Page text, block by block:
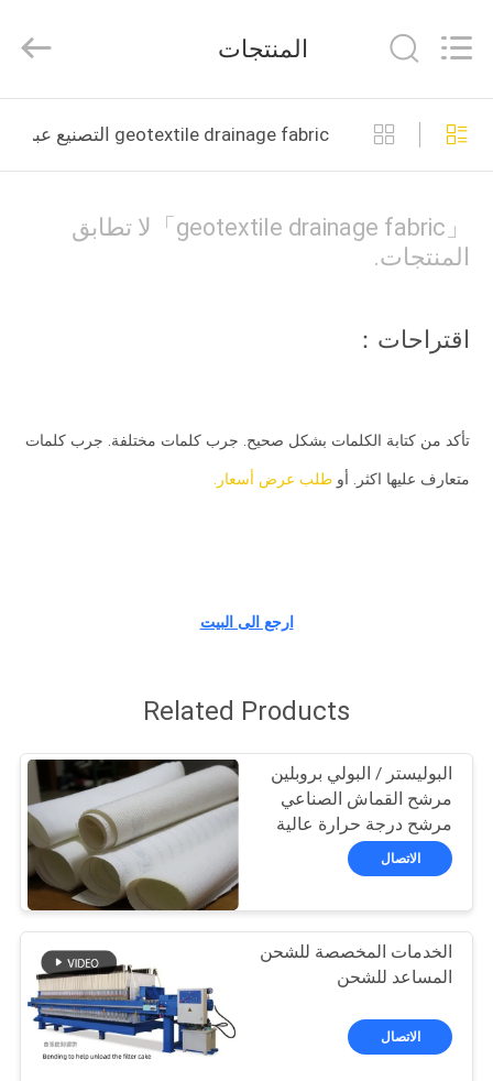
الصفحة
الرئيسية
منتجات
عنا
في
المعمل
اطلب
اقتباس
خريطة
الموقع
PRIVACY
POLICY
Technology
Rights
المنتجات
geotextile drainage fabric التصنيع عبر الإنترنت
「geotextile drainage fabric」لا تطابق
المنتجات.
اقتراحات：
تأكد من كتابة الكلمات بشكل صحيح. جرب كلمات مختلفة. جرب كلمات
متعارف عليها اكثر. أو طلب عرض أسعار.
ارجع الى البيت
Related Products
البوليستر / البولي بروبلين
مرشح القماش الصناعي
مرشح درجة حرارة عالية
وسائل الإعلام 108C
الاتصال
الخدمات المخصصة للشحن
المساعد للشحن
الاتصال